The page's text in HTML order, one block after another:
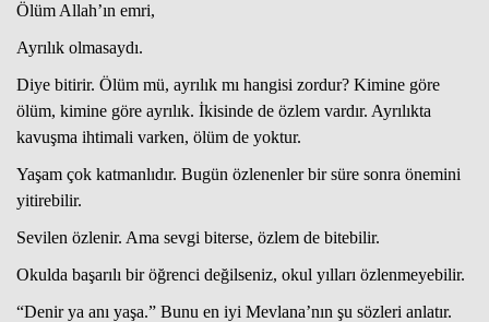
Ölüm Allah’ın emri,
Ayrılık olmasaydı.
Diye bitirir. Ölüm mü, ayrılık mı hangisi zordur? Kimine göre
ölüm, kimine göre ayrılık. İkisinde de özlem vardır. Ayrılıkta
kavuşma ihtimali varken, ölüm de yoktur.
Yaşam çok katmanlıdır. Bugün özlenenler bir süre sonra önemini
yitirebilir.
Sevilen özlenir. Ama sevgi biterse, özlem de bitebilir.
Okulda başarılı bir öğrenci değilseniz, okul yılları özlenmeyebilir.
“Denir ya anı yaşa.” Bunu en iyi Mevlana’nın şu sözleri anlatır.